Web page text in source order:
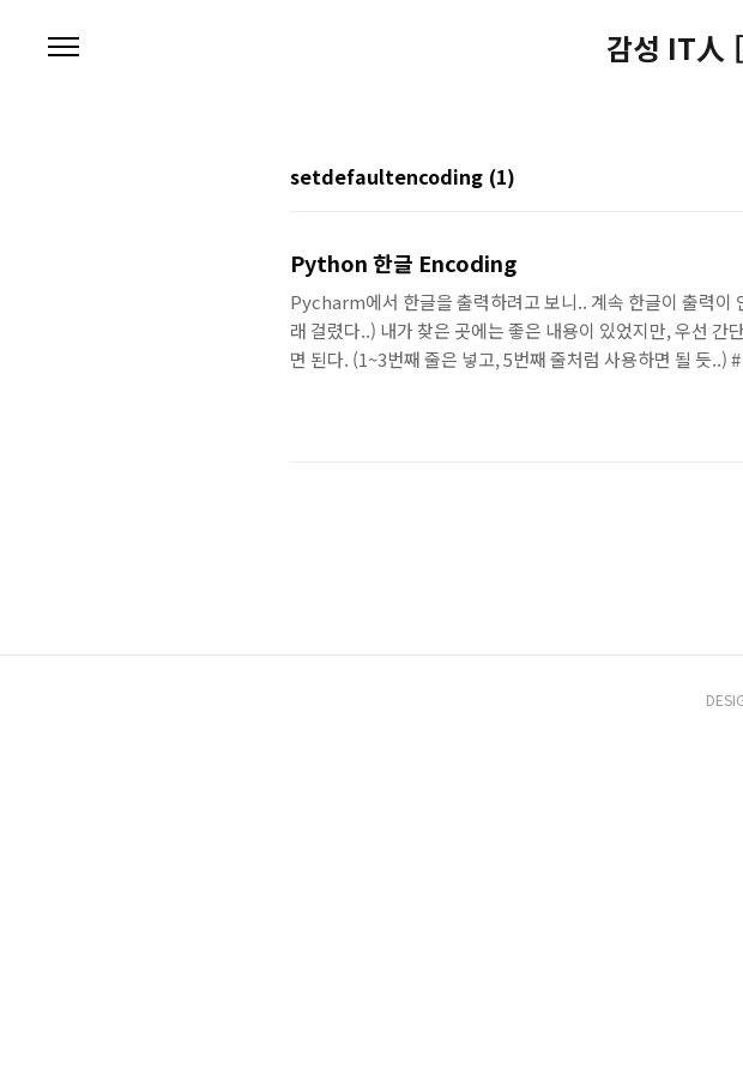
감성 IT人
setdefaultencoding (1)
Python 한글 Encoding
Pycharm에서 한글을 출력하려고 보니.. 계속 한글이 출력이
래 걸렸다..) 내가 찾은 곳에는 좋은 내용이 있었지만, 우선
면 된다. (1~3번째 줄은 넣고, 5번째 줄처럼 사용하면 될